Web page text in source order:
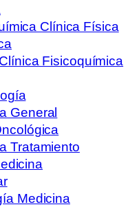
Clínica Física
Fisicoquímica
General
Tratamiento
Medicina